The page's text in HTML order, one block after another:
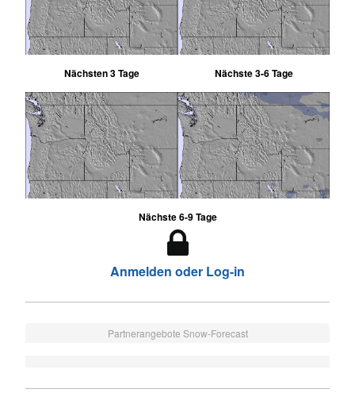
Nächsten 3 Tage Nächste 3-6 Tage
Nächste 6-9 Tage
Anmelden oder Log-in
Partnerangebote Snow-Forecast